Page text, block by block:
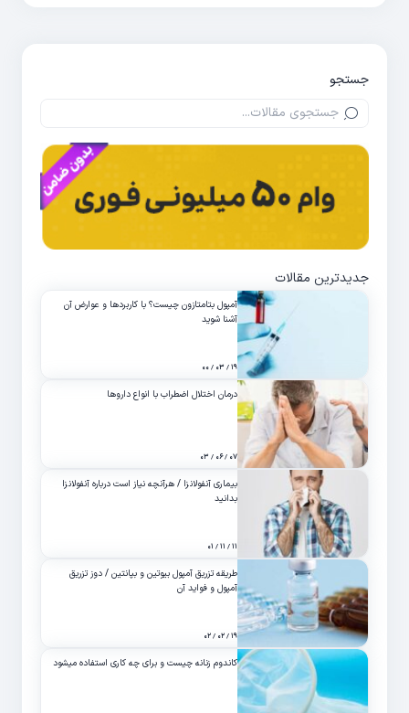
جستجو
جدیدترین مقالات
آمپول بتامتازون چیست؟ با کاربردها و عوارض آن
آشنا شوید
۱۹ / ۰۳ / ۰۰
درمان اختلال اضطراب با انواع داروها
۰۷ / ۰۶ / ۰۳
بیماری آنفولانزا / هرآنچه نیاز است درباره آنفولانزا
بدانید
۱۱ / ۱۱ / ۰۱
طریقه تزریق آمپول بیوتین و بپانتین / دوز تزریق
آمپول و فواید آن
۱۹ / ۰۲ / ۰۲
کاندوم زنانه چیست و برای چه کاری استفاده میشود